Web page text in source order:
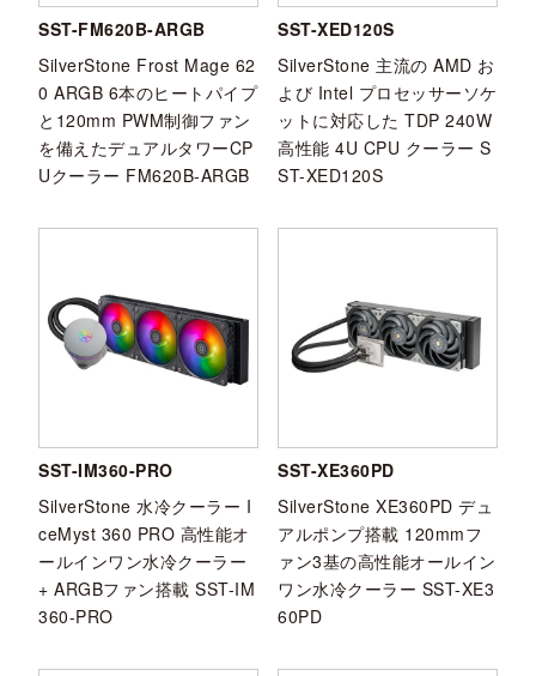
SST-FM620B-ARGB
SilverStone Frost Mage 62
0 ARGB 6本のヒートパイプ
と120mm PWM制御ファン
を備えたデュアルタワーCP
Uクーラー FM620B-ARGB
SST-XED120S
SilverStone 主流の AMD お
よび Intel プロセッサーソケ
ットに対応した TDP 240W
高性能 4U CPU クーラー S
ST-XED120S
SST-IM360-PRO
SilverStone 水冷クーラー I
ceMyst 360 PRO 高性能オ
ールインワン水冷クーラー
+ ARGBファン搭載 SST-IM
360-PRO
SST-XE360PD
SilverStone XE360PD デュ
アルポンプ搭載 120mmフ
ァン3基の高性能オールイン
ワン水冷クーラー SST-XE3
60PD